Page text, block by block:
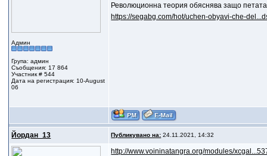
Админ
Група: админ
Съобщения: 17 864
Участник # 544
Дата на регистрация: 10-August
06
Революционна теория обяснява защо
https://segabg.com/hot/uchen-obyavi-che-
Йордан_13 Публикувано на: 24.11.2021, 14:32
http://www.voininatangra.org/modules/